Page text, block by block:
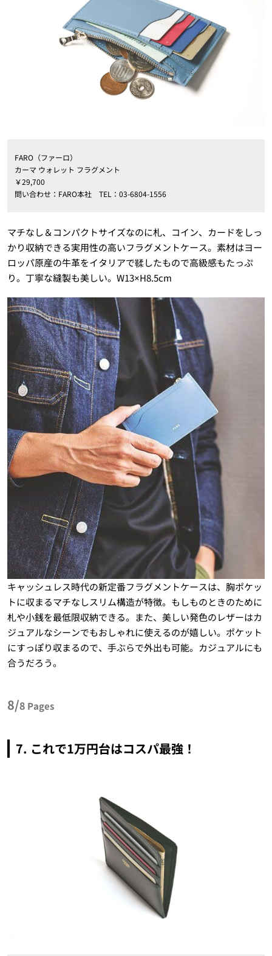
FARO（ファーロ）
カーマ ウォレット フラグメント
￥29,700
問い合わせ：FARO本社 TEL：03-6804-1556
マチなし＆コンパクトサイズなのに札、コイン、カードをしっ
かり収納できる実用性の高いフラグメントケース。素材はヨー
ロッパ原産の牛革をイタリアで鞣したもので高級感もたっぷ
り。丁寧な縫製も美しい。W13×H8.5cm
キャッシュレス時代の新定番フラグメントケースは、胸ポケッ
トに収まるマチなしスリム構造が特徴。もしものときのために
札や小銭を最低限収納できる。また、美しい発色のレザーはカ
ジュアルなシーンでもおしゃれに使えるのが嬉しい。ポケット
にすっぽり収まるので、手ぶらで外出も可能。カジュアルにも
合うだろう。
8/8 Pages
7. これで1万円台はコスパ最強！